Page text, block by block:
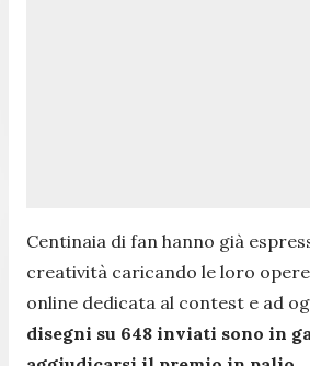
Centinaia di fan hanno già
creatività caricando le loro
online dedicata al contest e ad
disegni su 648 inviati sono in